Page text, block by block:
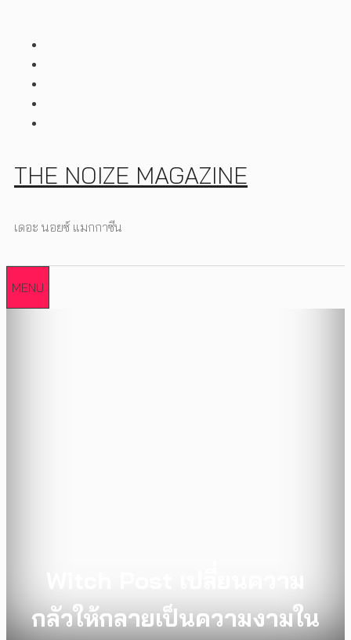
THE NOIZE MAGAZINE
เดอะ นอยซ์ แมกกาซีน
MENU
กลัวให้กลายเป็นความงามใน